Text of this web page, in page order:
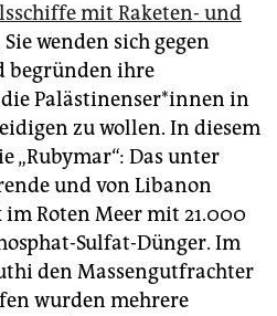
mit Raketen- und
Sie wenden sich gegen
begründen ihre
Pa­läs­ti­nen­se­r*in­nen in
zu wollen. In diesem
„Rubymar“: Das unter
und von Libanon
Roten Meer mit 21.000
Sulfat-Dünger. Im
den Massengutfrachter
wurden mehrere